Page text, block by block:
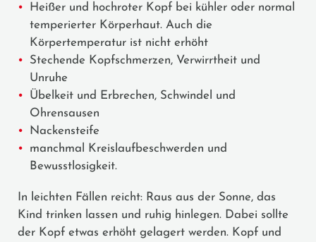
Heißer und hochroter Kopf bei kühler oder normal
temperierter Körperhaut. Auch die
Körpertemperatur ist nicht erhöht
Stechende Kopfschmerzen, Verwirrtheit und
Unruhe
Übelkeit und Erbrechen, Schwindel und
Ohrensausen
Nackensteife
manchmal Kreislaufbeschwerden und
Bewusstlosigkeit.
In leichten Fällen reicht: Raus aus der Sonne, das
Kind trinken lassen und ruhig hinlegen. Dabei sollte
der Kopf etwas erhöht gelagert werden. Kopf und